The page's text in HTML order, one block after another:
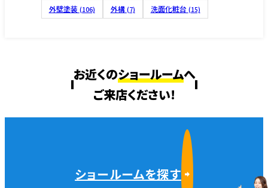
外壁塗装 (106) 外構 (7) 洗面化粧台 (15)
お近くのショールームへ
ご来店ください!
ショールームを探す